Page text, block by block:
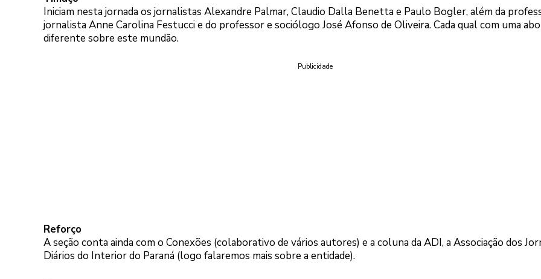
Iniciam nesta jornada os jornalistas Alexandre Palmar, Claudio Dalla Benetta e Paulo Bogler, além da
jornalista Anne Carolina Festucci e do professor e sociólogo José Afonso de Oliveira. Cada qual com uma
diferente sobre este mundão.
Publicidade
Reforço
A seção conta ainda com o Conexões (colaborativo de vários autores) e a coluna da ADI, a Associação dos
Diários do Interior do Paraná (logo falaremos mais sobre a entidade).